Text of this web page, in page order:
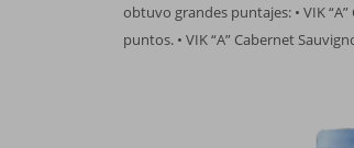
obtuvo grandes puntajes: • VIK
puntos. • VIK “A” Cabernet